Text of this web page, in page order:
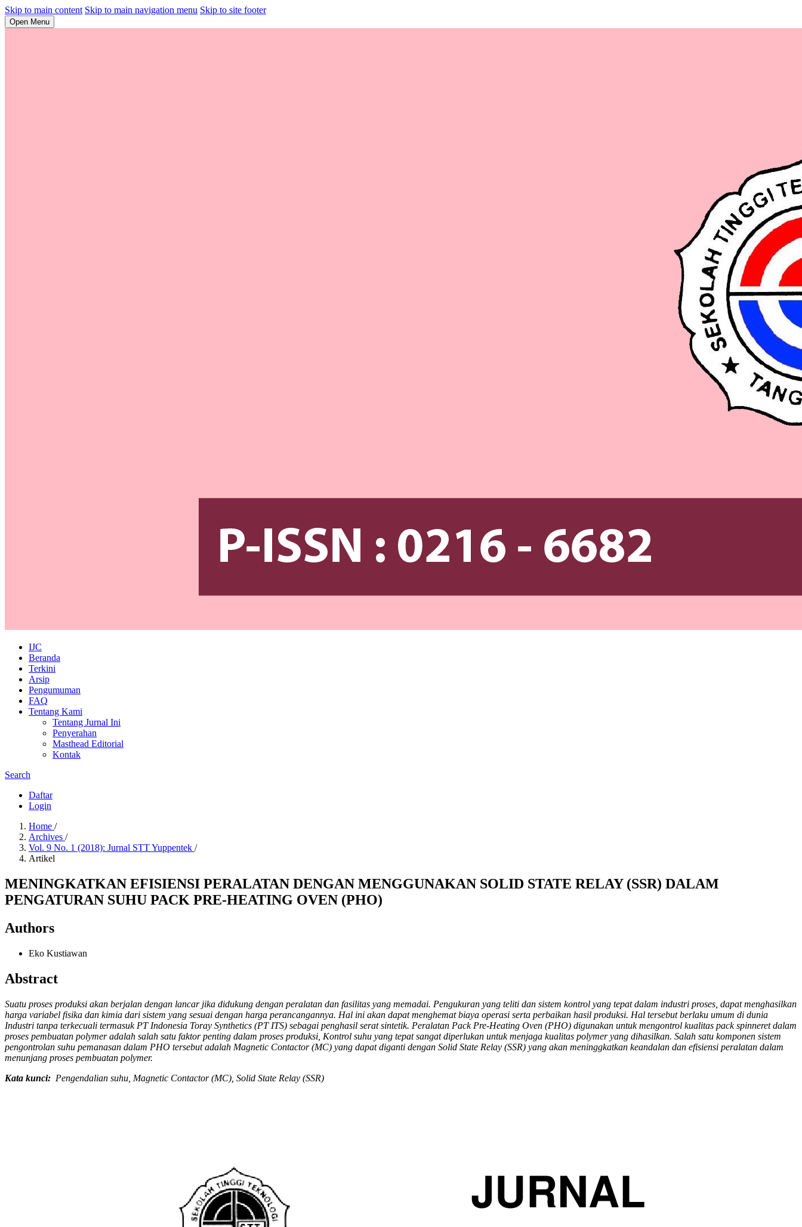
Skip to main content Skip to main navigation menu Skip to site footer
Open Menu
IJC
Beranda
Terkini
Arsip
Pengumuman
FAQ
Tentang Kami
Tentang Jurnal Ini
Penyerahan
Masthead Editorial
Kontak
Search
Daftar
Login
Home /
Archives /
Vol. 9 No. 1 (2018): Jurnal STT Yuppentek /
Artikel
MENINGKATKAN EFISIENSI PERALATAN DENGAN MENGGUNAKAN SOLID STATE RELAY (SSR) DALAM
PENGATURAN SUHU PACK PRE-HEATING OVEN (PHO)
Authors
Eko Kustiawan
Abstract
Suatu proses produksi akan berjalan dengan lancar jika didukung dengan peralatan dan fasilitas yang memadai. Pengukuran yang teliti dan sistem kontrol yang tepat dalam industri proses, dapat menghasilkan
harga variabel fisika dan kimia dari sistem yang sesuai dengan harga perancangannya. Hal ini akan dapat menghemat biaya operasi serta perbaikan hasil produksi. Hal tersebut berlaku umum di dunia
Industri tanpa terkecuali termasuk PT Indonesia Toray Synthetics (PT ITS) sebagai penghasil serat sintetik. Peralatan Pack Pre-Heating Oven (PHO) digunakan untuk mengontrol kualitas pack spinneret dalam
proses pembuatan polymer adalah salah satu faktor penting dalam proses produksi, Kontrol suhu yang tepat sangat diperlukan untuk menjaga kualitas polymer yang dihasilkan. Salah satu komponen sistem
pengontrolan suhu pemanasan dalam PHO tersebut adalah Magnetic Contactor (MC) yang dapat diganti dengan Solid State Relay (SSR) yang akan meninggkatkan keandalan dan efisiensi peralatan dalam
menunjang proses pembuatan polymer.
Kata kunci: Pengendalian suhu, Magnetic Contactor (MC), Solid State Relay (SSR)